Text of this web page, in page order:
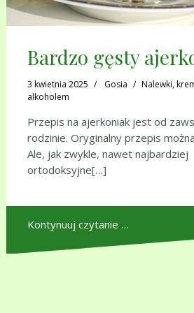
Bardzo gęsty
3 kwietnia 2025 Gosia
Nalewki,
alkoholem
Przepis na ajerkoniak jest od
rodzinie. Oryginalny przepis
Ale, jak zwykle, nawet najbardziej
ortodoksyjne[…]
Kontynuuj czytanie …